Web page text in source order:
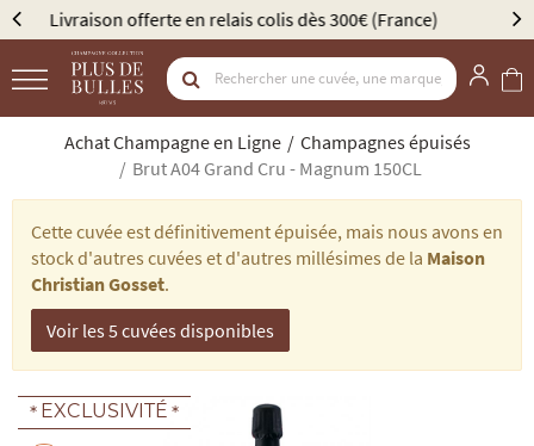
Élu Meilleur Caviste Champagne par Gault & Millau
Achat Champagne en Ligne
Champagnes épuisés
Brut A04 Grand Cru - Magnum 150CL
Cette cuvée est définitivement épuisée, mais nous avons en
stock d'autres cuvées et d'autres millésimes de la Maison
Christian Gosset.
Voir les 5 cuvées disponibles
EXCLUSIVITÉ